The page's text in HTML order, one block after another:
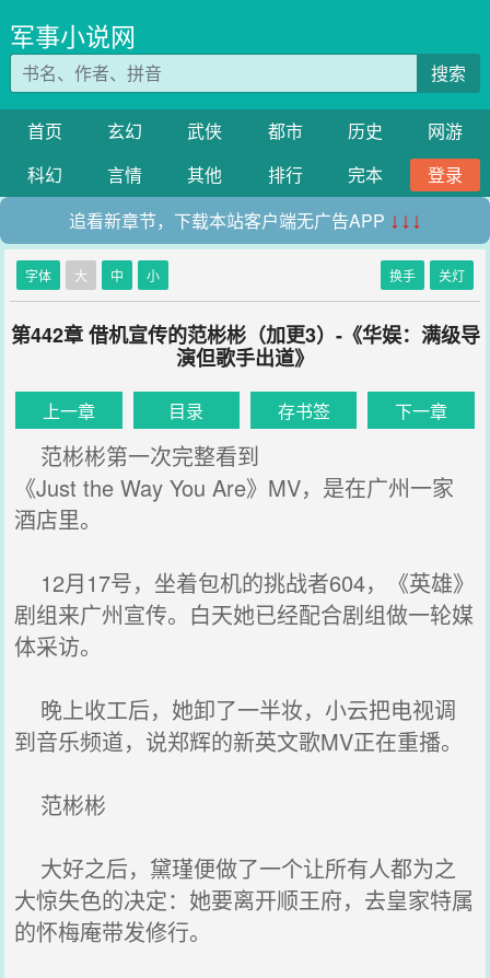
军事小说网
搜索
首页 玄幻 武侠 都市 历史
网游
科幻
言情 其他 排行 完本
登录
追看新章节，下载本站客户端无广告APP ↓↓↓
字体 大 中 小 换手 关灯
第442章 借机宣传的范彬彬（加更3）-《华娱：满级导
演但歌手出道》
上一章 目录 存书签 下一章
范彬彬第一次完整看到
《Just the Way You Are》MV，是在广州一家
酒店里。
12月17号，坐着包机的挑战者604，《英雄》
剧组来广州宣传。白天她已经配合剧组做一轮媒
体采访。
晚上收工后，她卸了一半妆，小云把电视调
到音乐频道，说郑辉的新英文歌MV正在重播。
范彬彬
大好之后，黛瑾便做了一个让所有人都为之
大惊失色的决定：她要离开顺王府，去皇家特属
的怀梅庵带发修行。